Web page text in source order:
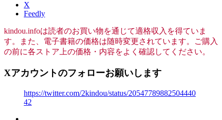
X
Feedly
kindou.infoは読者のお買い物を通じて適格収入を得ていま
す。また、電子書籍の価格は随時変更されています。ご購入
の前に各ストア上の価格・内容をよく確認してください。
Xアカウントのフォローお願いします
https://twitter.com/2kindou/status/20547789882504440
42